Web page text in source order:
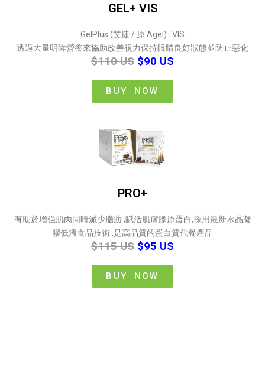
GEL+ VIS
GelPlus (艾捷 / 原 Agel) : VIS
透過大量明眸營養來協助改善視力保持眼睛良好狀態並防止惡化
$110 US $90 US
BUY NOW
PRO+
有助於增強肌肉同時減少脂肪 ,賦活肌膚膠原蛋白,採用最新水晶凝
膠低溫食品技術 ,是高品質的蛋白質代餐產品
$115 US $95 US
BUY NOW